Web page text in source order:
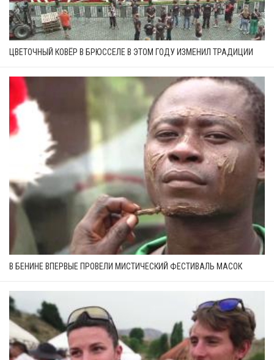
ЦВЕТОЧНЫЙ КОВЁР В БРЮССЕЛЕ В ЭТОМ ГОДУ ИЗМЕНИЛ ТРАДИЦИИ
В БЕНИНЕ ВПЕРВЫЕ ПРОВЕЛИ МИСТИЧЕСКИЙ ФЕСТИВАЛЬ МАСОК